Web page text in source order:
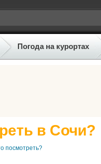
Погода на курортах
в Сочи?
посмотреть?